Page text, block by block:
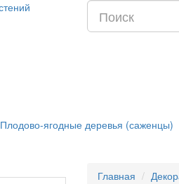
Плодово-ягодные деревья (саженцы)
Главная